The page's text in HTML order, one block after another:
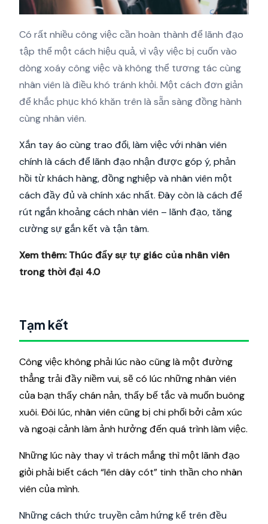
Có rất nhiều công việc cần hoàn thành để lãnh đạo
tập thể một cách hiệu quả, vì vậy việc bị cuốn vào
dòng xoáy công việc và không thể tương tác cùng
nhân viên là điều khó tránh khỏi. Một cách đơn giản
để khắc phục khó khăn trên là sẵn sàng đồng hành
cùng nhân viên.
Xắn tay áo cùng trao đổi, làm việc với nhân viên
chính là cách để lãnh đạo nhận được góp ý, phản
hồi từ khách hàng, đồng nghiệp và nhân viên một
cách đầy đủ và chính xác nhất. Đây còn là cách để
rút ngắn khoảng cách nhân viên – lãnh đạo, tăng
cường sự gắn kết và tận tâm.
Xem thêm:Thúc đẩy sự tự giác của nhân viên
trong thời đại 4.0
Tạm kết
Công việc không phải lúc nào cũng là một đường
thẳng trải đầy niềm vui, sẽ có lúc những nhân viên
của bạn thấy chán nản, thấy bế tắc và muốn buông
xuôi. Đôi lúc, nhân viên cũng bị chi phối bởi cảm xúc
và ngoại cảnh làm ảnh hưởng đến quá trình làm việc.
Những lúc này thay vì trách mắng thì một lãnh đạo
giỏi phải biết cách “lên dây cót” tinh thần cho nhân
viên của mình.
Những cách thức truyền cảm hứng kể trên đều